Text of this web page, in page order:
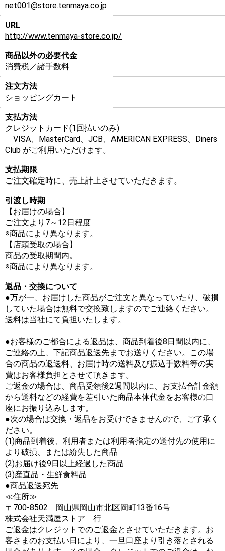
net001@store.tenmaya.co.jp
URL
http://www.tenmaya-store.co.jp/
商品以外の必要代金
消費税／諸手数料
注文方法
ショッピングカート
支払方法
クレジットカード(1回払いのみ)
VISA、MasterCard、JCB、AMERICAN EXPRESS、Diners
Club がご利用いただけます。
支払期限
ご注文確定時に、売上計上させていただきます。
引渡し時期
【お届けの場合】
ご注文より7～12日程度
※商品により異なります。
【店頭受取の場合】
商品の受取期間内。
※商品により異なります。
返品・交換について
●万が一、お届けした商品がご注文と異なっていたり、破損
していた場合は無料で交換致しますのでご連絡ください。
送料は当社にて負担いたします。
●お客様のご都合による返品は、商品到着後8日間以内に、
ご連絡の上、下記商品返送先までお送りください。この場
合の商品の返送料、お届け時の送料及び振込手数料等の実
費はお客様負担とさせて頂きます。
ご返金の場合は、商品受領後2週間以内に、お支払合計金額
から送料などの経費を差引いた商品本体代金をお客様の口
座にお振り込みします。
●次の場合は交換・返品をお受けできませんので、ご了承く
ださい。
(1)商品到着後、利用者または利用者指定の送付先の使用に
より破損、または紛失した商品
(2)お届け後9日以上経過した商品
(3)産直品・生鮮食料品
●商品返送宛先
≪住所≫
〒700-8502 岡山県岡山市北区岡町13番16号
株式会社天満屋ストア 行
ご返金はクレジットでのご返金とさせていただきます。お
客さまのお支払い日により、一旦口座より引き落とされる